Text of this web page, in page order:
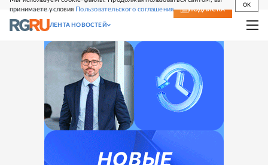
принимаете условия Пользовательского соглашения
OK
СВЕЖИЙ НОМЕР ПОДПИСКА
ЛЕНТА НОВОСТЕЙ